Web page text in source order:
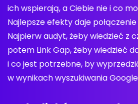
ich wspierają, a Ciebie nie i co
Najlepsze efekty daje
Najpierw audyt, żeby wiedzieć z
potem Link Gap, żeby wiedzieć
i co jest potrzebne, by
w wynikach wyszukiwania